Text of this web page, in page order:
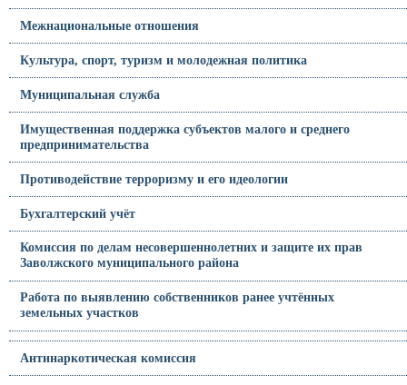
Межнациональные отношения
Культура, спорт, туризм и молодежная политика
Муниципальная служба
Имущественная поддержка субъектов малого и среднего
предпринимательства
Противодействие терроризму и его идеологии
Бухгалтерский учёт
Комиссия по делам несовершеннолетних и защите их прав
Заволжского муниципального района
Работа по выявлению собственников ранее учтённых
земельных участков
Антинаркотическая комиссия